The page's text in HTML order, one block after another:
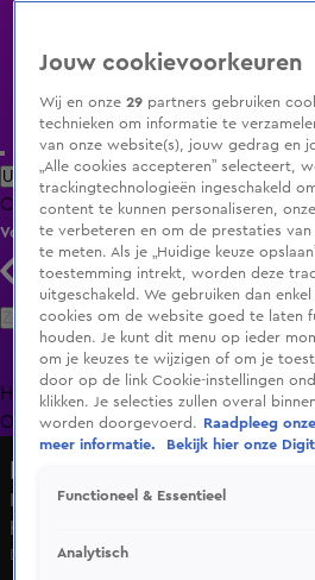
Uitzending Gemist Populaire programma's
ClipsFilmsRadioSmart TV inlogShop
Volg KIJK
Zoeken
HomeUitzending Gemist
OranjezomerLivestreamsShop
Kritiek op Mikel Arteta en Diego
helemaal gestoord'
Di 12 mei, 05:00
Jouw cookievoorkeuren
Wij en onze29 partners gebruiken
technieken om informatie te
van onze website(s), jouw gedrag en
„Alle cookies accepteren” selecteert,
trackingtechnologieën ingeschakeld
content te kunnen personaliseren,
te verbeteren en om de prestaties
te meten. Als je „Huidige keuze
toestemming intrekt, worden deze
uitgeschakeld. We gebruiken dan
cookies om de website goed te laten
houden. Je kunt dit menu op ieder
om je keuzes te wijzigen of om je
door op de link Cookie-instellingen
klikken. Je selecties zullen overal
worden doorgevoerd.
Raadpleeg
meer informatie.
Bekijk hier onze
Functioneel & Essentieel
Analytisch